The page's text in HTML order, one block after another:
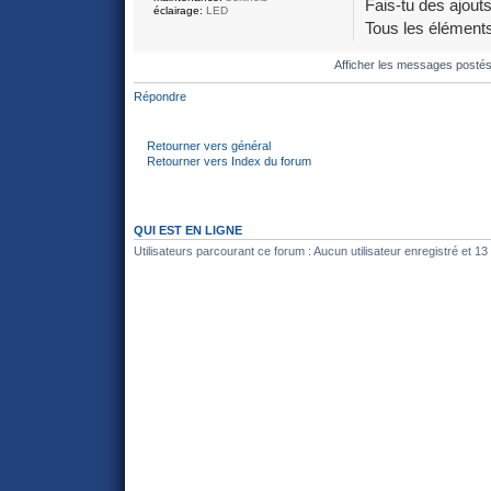
Fais-tu des
Tous les
éclairage: LED
Afficher les messages
Répondre
Retourner vers général
Retourner vers Index du forum
QUI EST EN LIGNE
Utilisateurs parcourant ce forum : Aucun utilisateur enregistré et 13